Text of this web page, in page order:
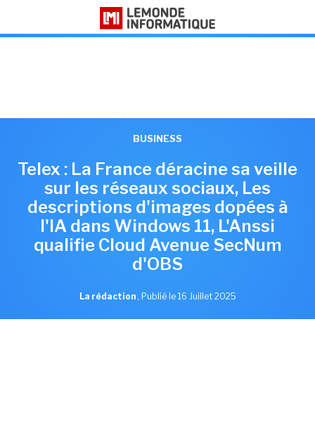
BUSINESS
Telex : La France déracine sa veille
sur les réseaux sociaux, Les
descriptions d'images dopées à
l'IA dans Windows 11, L'Anssi
qualifie Cloud Avenue SecNum
d'OBS
La rédaction , Publié le 16 Juillet 2025